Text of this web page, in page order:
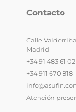
Contacto
Calle
Madrid
+34 91 483 61 02
+34 911 670 818
Atención